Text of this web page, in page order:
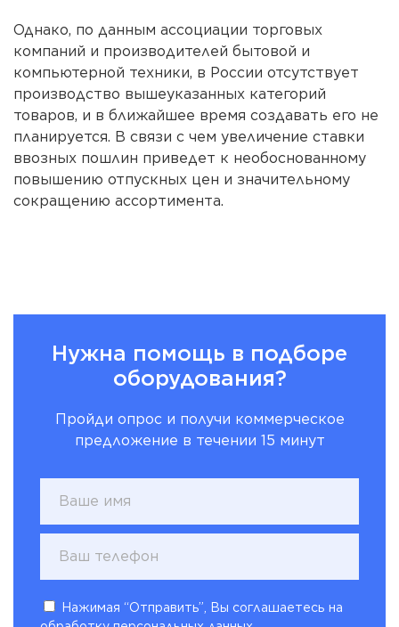
Однако, по данным ассоциации торговых
компаний и производителей бытовой и
компьютерной техники, в России отсутствует
производство вышеуказанных категорий
товаров, и в ближайшее время создавать его не
планируется. В связи с чем увеличение ставки
ввозных пошлин приведет к необоснованному
повышению отпускных цен и значительному
сокращению ассортимента.
Нужна помощь в подборе
оборудования?
Пройди опрос и получи коммерческое
предложение в течении 15 минут
Нажимая “Отправить”, Вы соглашаетесь на